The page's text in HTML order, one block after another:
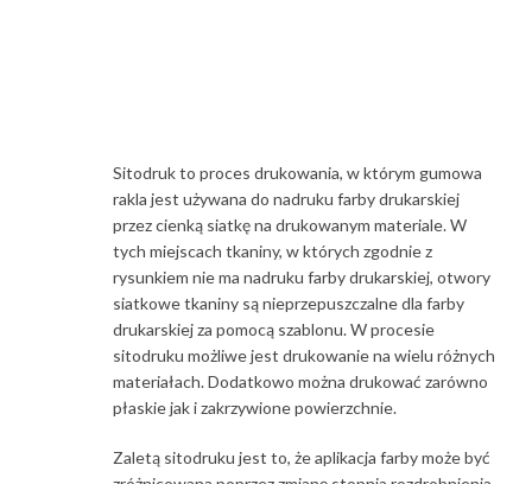
Sitodruk to proces drukowania, w którym gumowa
rakla jest używana do nadruku farby drukarskiej
przez cienką siatkę na drukowanym materiale. W
tych miejscach tkaniny, w których zgodnie z
rysunkiem nie ma nadruku farby drukarskiej, otwory
siatkowe tkaniny są nieprzepuszczalne dla farby
drukarskiej za pomocą szablonu. W procesie
sitodruku możliwe jest drukowanie na wielu różnych
materiałach. Dodatkowo można drukować zarówno
płaskie jak i zakrzywione powierzchnie.
Zaletą sitodruku jest to, że aplikacja farby może być